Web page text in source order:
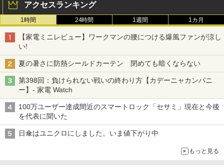
アクセスランキング
1時間 24時間 1週間 1カ月
【家電ミニレビュー】ワークマンの腰につける爆風ファンが涼し
い!
夏の暑さに防熱シールドカーテン 閉めても暗くならない
第398回：負けられない戦いの終わり方【カデーニャカンパニ
ー】- 家電 Watch
100万ユーザー達成間近のスマートロック「セサミ」現在と今後
を代表に聞いた
日傘はユニクロにしました。いま値下がり中
もっと見る